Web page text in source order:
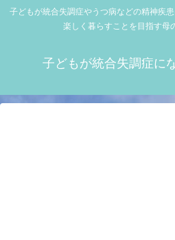
子どもが統合失調症やうつ病などの精神疾
楽しく暮らすことを目指す母
子どもが統合失調症に